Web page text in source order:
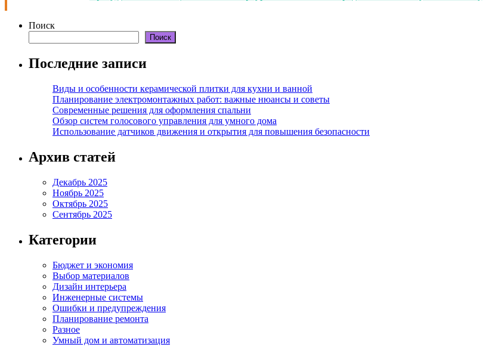
Поиск
Поиск
Последние записи
Виды и особенности керамической плитки для кухни и ванной
Планирование электромонтажных работ: важные нюансы и советы
Современные решения для оформления спальни
Обзор систем голосового управления для умного дома
Использование датчиков движения и открытия для повышения безопасности
Архив статей
Декабрь 2025
Ноябрь 2025
Октябрь 2025
Сентябрь 2025
Категории
Бюджет и экономия
Выбор материалов
Дизайн интерьера
Инженерные системы
Ошибки и предупреждения
Планирование ремонта
Разное
Умный дом и автоматизация